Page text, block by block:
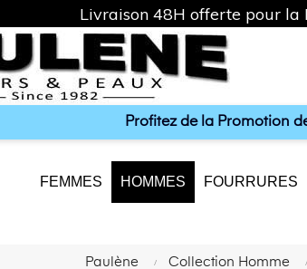
Profitez de la Promotion
FEMMES HOMMES FOURRURES
Paulène Collection Homme
Livraison 48H offerte pour la